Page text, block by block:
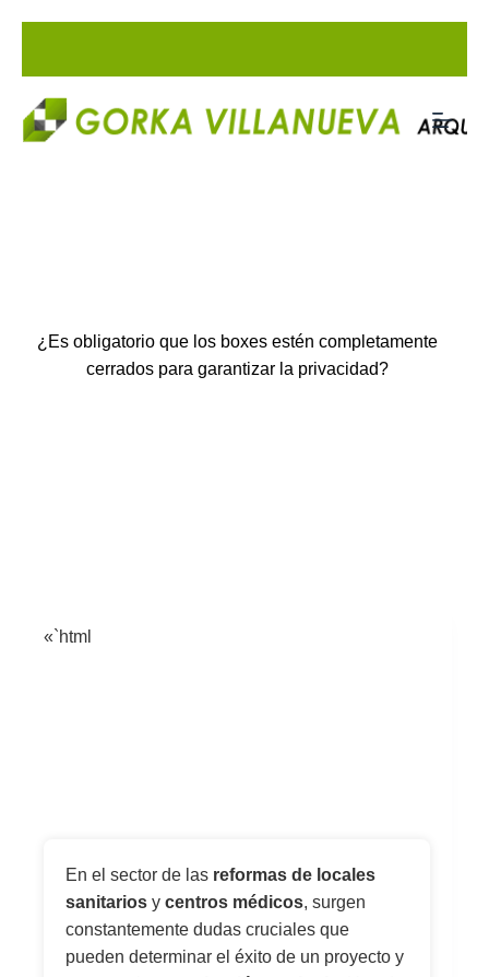
¿Es obligatorio que los boxes estén completamente
cerrados para garantizar la privacidad?
«`html
En el sector de las reformas de locales
sanitarios y centros médicos, surgen
constantemente dudas cruciales que
pueden determinar el éxito de un proyecto y